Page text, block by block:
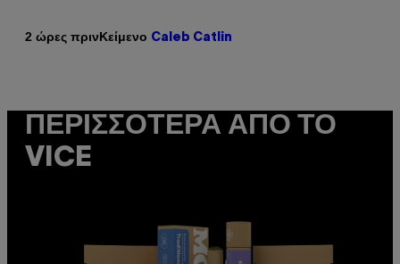
2 ώρες πρινΚείμενο Caleb Catlin
ΠΕΡΙΣΣΌΤΕΡΑ ΑΠΌ ΤΟ
VICE